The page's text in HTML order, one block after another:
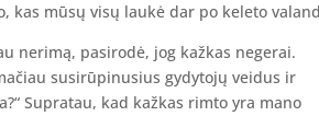
kas mūsų visų laukė dar po keleto
nerimą, pasirodė, jog kažkas negerai.
susirūpinusius gydytojų veidus ir
Supratau, kad kažkas rimto yra mano